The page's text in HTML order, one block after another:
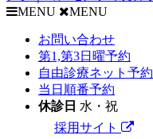
MENU MENU
お問い合わせ
第1,第3日曜予約
自由診療ネット 予約
当日順番予約
休診日 水・祝
採用サイト